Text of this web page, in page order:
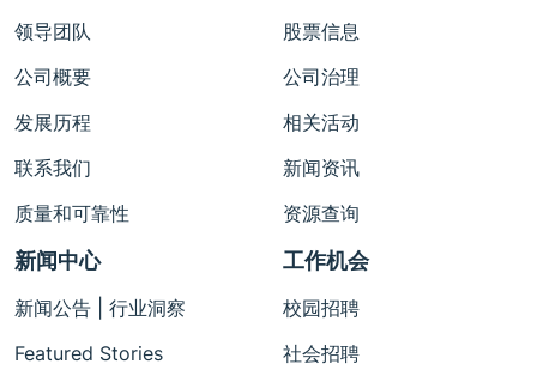
领导团队
公司概要
发展历程
联系我们
质量和可靠性
股票信息
公司治理
相关活动
新闻资讯
资源查询
新闻中心
新闻公告 | 行业洞察
Featured Stories
工作机会
校园招聘
社会招聘